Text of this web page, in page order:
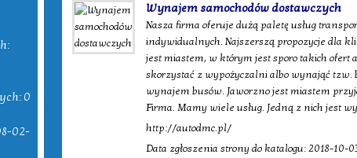
0
02-
Wynajem samochodów dostawczych
Nasza firma oferuje dużą paletę usług
indywidualnych. Najszerszą propozycje dla
jest miastem, w którym jest sporo takich ofert
skorzystać z wypożyczalni albo wynająć tzw.
wynajem busów. Jaworzno jest miastem
Firma. Mamy wiele usług. Jedną z nich jest
http://autodmc.pl/
Data zgłoszenia strony do katalogu: 2018-10-